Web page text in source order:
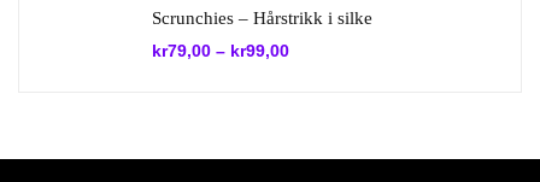
Scrunchies – Hårstrikk i silke
kr79,00 – kr99,00